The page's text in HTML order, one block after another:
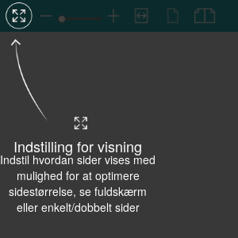
Indstilling for visning
Indstil hvordan sider vises med
mulighed for at optimere
sidestørrelse, se fuldskærm
eller enkelt/dobbelt sider